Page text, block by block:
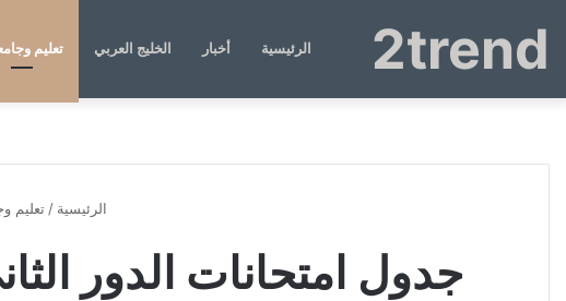
2trend الرئيسية أخبار الخليج العربي تعليم
الرئيسية / تعليم
جدول امتحانات الدور الثاني